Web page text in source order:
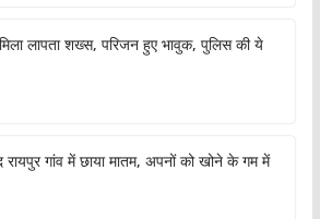
लापता शख्स, परिजन हुए भावुक, पुलिस की ये
गांव में छाया मातम, अपनों को खोने के गम में